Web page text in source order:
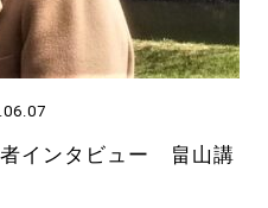
インタビュー 畠山講